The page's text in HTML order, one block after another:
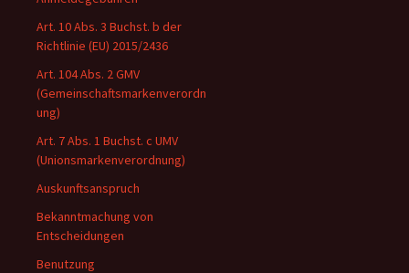
Art. 10 Abs. 3 Buchst. b der
Richtlinie (EU) 2015/2436
Art. 104 Abs. 2 GMV
(Gemeinschaftsmarkenverordn
ung)
Art. 7 Abs. 1 Buchst. c UMV
(Unionsmarkenverordnung)
Auskunftsanspruch
Bekanntmachung von
Entscheidungen
Benutzung